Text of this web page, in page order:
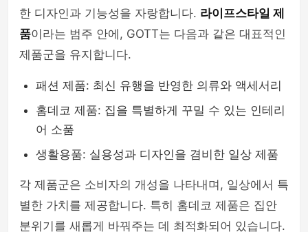
한 디자인과 기능성을 자랑합니다. 라이프스타일 제
품이라는 범주 안에, GOTT는 다음과 같은 대표적인
제품군을 유지합니다.
패션 제품: 최신 유행을 반영한 의류와 액세서리
홈데코 제품: 집을 특별하게 꾸밀 수 있는 인테리
어 소품
생활용품: 실용성과 디자인을 겸비한 일상 제품
각 제품군은 소비자의 개성을 나타내며, 일상에서 특
별한 가치를 제공합니다. 특히 홈데코 제품은 집안
분위기를 새롭게 바꿔주는 데 최적화되어 있습니다.